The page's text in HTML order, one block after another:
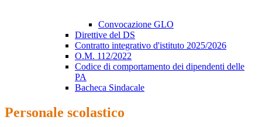
Convocazione GLO
Direttive del DS
Contratto integrativo d'istituto 2025/2026
O.M. 112/2022
Codice di comportamento dei dipendenti delle
PA
Bacheca Sindacale
Personale scolastico